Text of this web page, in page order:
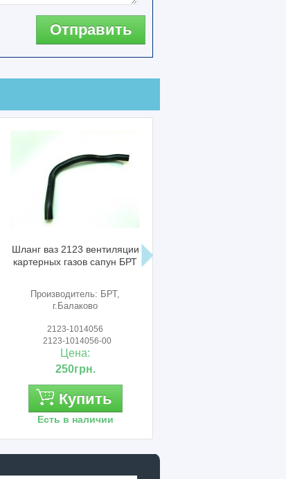
Отправить
Шланг ваз 2123 вентиляции
картерных газов сапун БРТ
Производитель: БРТ,
г.Балаково
2123-1014056
2123-1014056-00
Цена:
250грн.
Купить
Есть в наличии